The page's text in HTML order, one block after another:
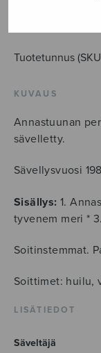
määrä
Tuotetunnus
KUVAUS
Annastuunan
sävelletty.
Sävellysvuosi
Sisällys: 1.
tyvenem meri *
Soitinstemmat.
Soittimet: huilu,
LISÄTIEDOT
Säveltäjä